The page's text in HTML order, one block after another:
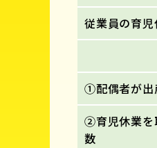
従業員の育
①配偶者が出
②育児休業を
数